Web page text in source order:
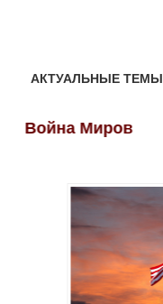
АКТУАЛЬНЫЕ ТЕМЫ
Война Миров